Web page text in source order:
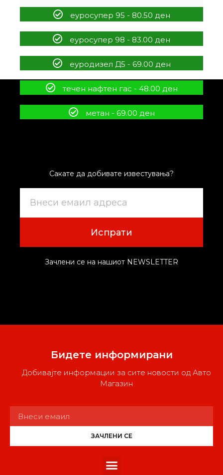
еуросупер 95 - 80.50 ден
еуросупер 98 - 83.00 ден
еуродизел Д5 - 69.00 ден
течен нафтен гас - 48.00 ден
метан - 69.00 ден
Сакате да добивате известувања?
Испрати
Зачлени се на нашиот NEWSLETTER
Бидете информирани
Добивајте информации за сите новости од Авто
Магазин
ЗАЧЛЕНИ СЕ